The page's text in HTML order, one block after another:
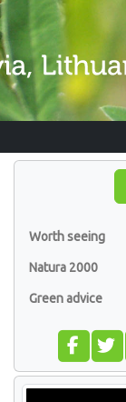
Worth seeing
Natura 2000
Green advice